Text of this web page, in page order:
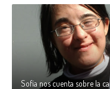
Sofía nos cuenta sobre la